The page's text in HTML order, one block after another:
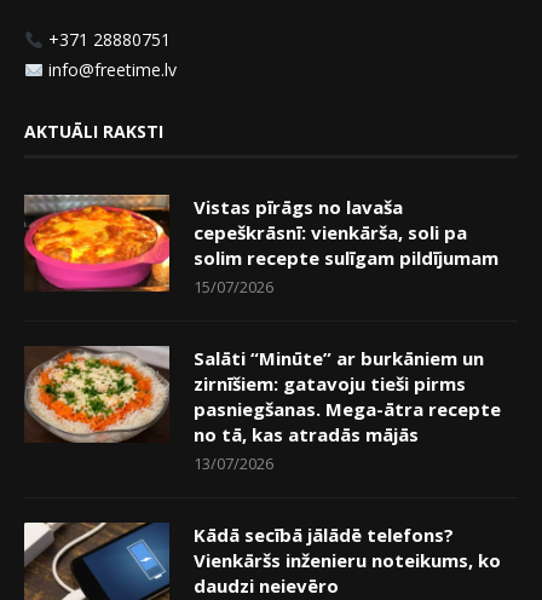
+371 28880751
info@freetime.lv
AKTUĀLI RAKSTI
Vistas pīrāgs no lavaša
cepeškrāsnī: vienkārša, soli pa
solim recepte sulīgam pildījumam
15/07/2026
Salāti “Minūte” ar burkāniem un
zirnīšiem: gatavoju tieši pirms
pasniegšanas. Mega-ātra recepte
no tā, kas atradās mājās
13/07/2026
Kādā secībā jālādē telefons?
Vienkāršs inženieru noteikums, ko
daudzi neievēro